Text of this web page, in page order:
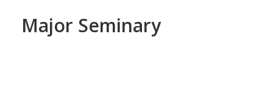
Major Seminary